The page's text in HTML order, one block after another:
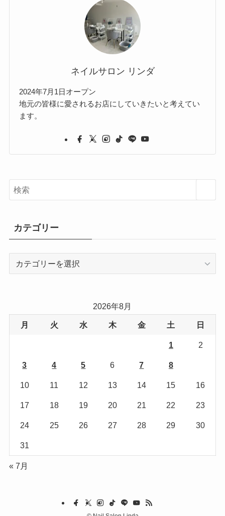
ネイルサロン リンダ
2024年7月1日オープン
地元の皆様に愛されるお店にしていきたいと考えてい
ます。
カテゴリー
2026年8月
月 火 水 木 金 土 日
1 2
3 4 5 6 7 8
10 11 12 13 14 15 16
17 18 19 20 21 22 23
24 25 26 27 28 29 30
31
« 7月